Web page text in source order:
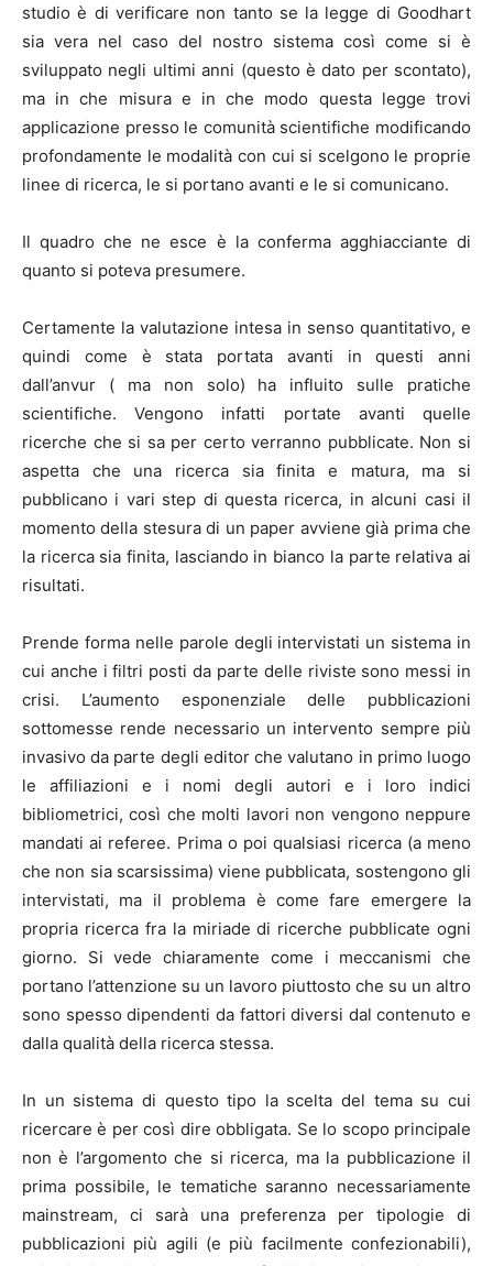
studio è di verificare non tanto se la legge di Goodhart
sia vera nel caso del nostro sistema così come si è
sviluppato negli ultimi anni (questo è dato per scontato),
ma in che misura e in che modo questa legge trovi
applicazione presso le comunità scientifiche modificando
profondamente le modalità con cui si scelgono le proprie
linee di ricerca, le si portano avanti e le si comunicano.
Il quadro che ne esce è la conferma agghiacciante di
quanto si poteva presumere.
Certamente la valutazione intesa in senso quantitativo, e
quindi come è stata portata avanti in questi anni
dall’anvur ( ma non solo) ha influito sulle pratiche
scientifiche. Vengono infatti portate avanti quelle
ricerche che si sa per certo verranno pubblicate. Non si
aspetta che una ricerca sia finita e matura, ma si
pubblicano i vari step di questa ricerca, in alcuni casi il
momento della stesura di un paper avviene già prima che
la ricerca sia finita, lasciando in bianco la parte relativa ai
risultati.
Prende forma nelle parole degli intervistati un sistema in
cui anche i filtri posti da parte delle riviste sono messi in
crisi. L’aumento esponenziale delle pubblicazioni
sottomesse rende necessario un intervento sempre più
invasivo da parte degli editor che valutano in primo luogo
le affiliazioni e i nomi degli autori e i loro indici
bibliometrici, così che molti lavori non vengono neppure
mandati ai referee. Prima o poi qualsiasi ricerca (a meno
che non sia scarsissima) viene pubblicata, sostengono gli
intervistati, ma il problema è come fare emergere la
propria ricerca fra la miriade di ricerche pubblicate ogni
giorno. Si vede chiaramente come i meccanismi che
portano l’attenzione su un lavoro piuttosto che su un altro
sono spesso dipendenti da fattori diversi dal contenuto e
dalla qualità della ricerca stessa.
In un sistema di questo tipo la scelta del tema su cui
ricercare è per così dire obbligata. Se lo scopo principale
non è l’argomento che si ricerca, ma la pubblicazione il
prima possibile, le tematiche saranno necessariamente
mainstream, ci sarà una preferenza per tipologie di
pubblicazioni più agili (e più facilmente confezionabili),